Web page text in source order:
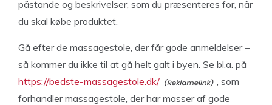
påstande og beskrivelser, som du præsenteres for, når
du skal købe produktet.
Gå efter de massagestole, der får gode anmeldelser –
så kommer du ikke til at gå helt galt i byen. Se bl.a. på
https://bedste-massagestole.dk/
, som
forhandler massagestole, der har masser af gode